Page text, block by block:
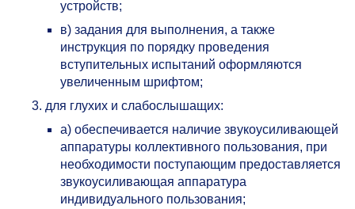
устройств;
в) задания для выполнения, а также
инструкция по порядку проведения
вступительных испытаний оформляются
увеличенным шрифтом;
для глухих и слабослышащих:
а) обеспечивается наличие звукоусиливающей
аппаратуры коллективного пользования, при
необходимости поступающим предоставляется
звукоусиливающая аппаратура
индивидуального пользования;